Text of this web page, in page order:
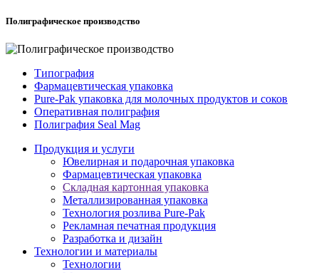
Полиграфическое производство
Типография
Фармацевтическая упаковка
Pure-Pak упаковка для молочных продуктов и соков
Оперативная полиграфия
Полиграфия Seal Mag
Продукция и услуги
Ювелирная и подарочная упаковка
Фармацевтическая упаковка
Складная картонная упаковка
Металлизированная упаковка
Технология розлива Pure-Pak
Рекламная печатная продукция
Разработка и дизайн
Технологии и материалы
Технологии